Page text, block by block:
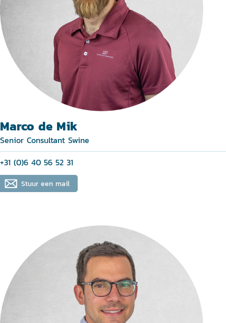
Marco de Mik
Senior Consultant Swine
+31 (0)6 40 56 52 31
Stuur een mail